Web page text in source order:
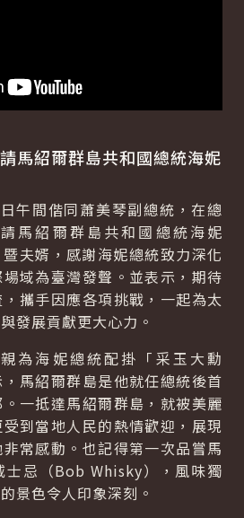
馬紹爾群島共和國總統海妮
午間偕同蕭美琴副總統，在總
馬紹爾群島共和國總統海妮
暨夫婿，感謝海妮總統致力深化
域為臺灣發聲。並表示，期待
攜手因應各項挑戰，一起為太
發展貢獻更大心力。
為海妮總統配掛「采玉大勳
馬紹爾群島是他就任總統後首
一抵達馬紹爾群島，就被美麗
到當地人民的熱情歡迎，展現
常感動。也記得第一次品嘗馬
士忌（Bob Whisky），風味獨
景色令人印象深刻。